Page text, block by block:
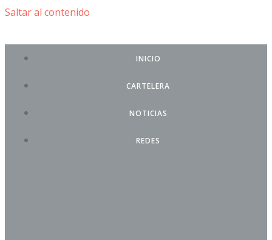
Saltar al contenido
INICIO
CARTELERA
NOTICIAS
REDES